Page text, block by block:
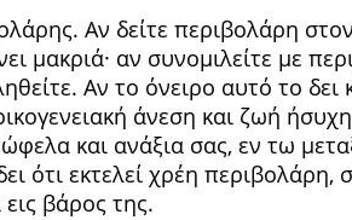
Αν δείτε περιβολάρη
μακριά· αν συνομιλείτε με
Αν το όνειρο αυτό το δει
άνεση και ζωή
και ανάξια σας, εν τω
ότι εκτελεί χρέη
εις βάρος της.